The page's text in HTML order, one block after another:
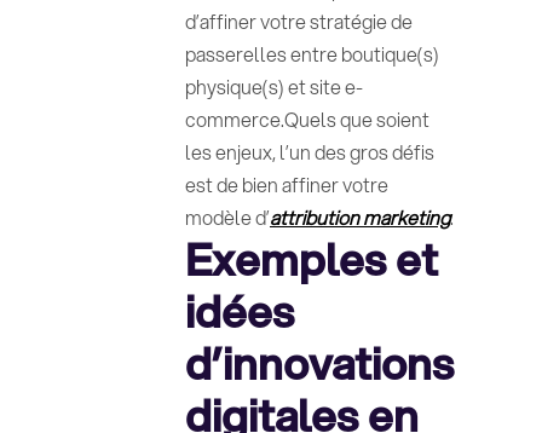
d’affiner votre stratégie de
passerelles entre boutique(s)
physique(s) et site e-
commerce.Quels que soient
les enjeux, l’un des gros défis
est de bien affiner votre
modèle d’attribution marketing.
Exemples et
idées
d’innovations
digitales en